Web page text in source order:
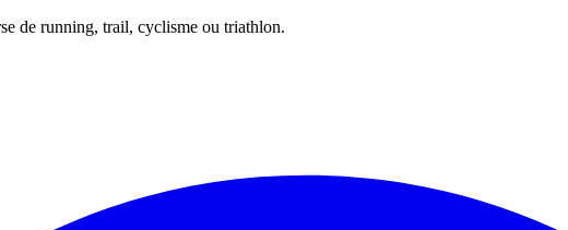
de running, trail, cyclisme ou triathlon.